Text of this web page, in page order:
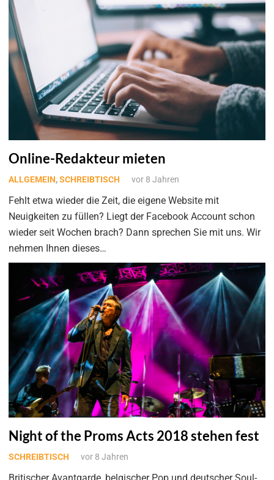
Online-Redakteur mieten
ALLGEMEIN,SCHREIBTISCH vor 8 Jahren
Fehlt etwa wieder die Zeit, die eigene Website mit
Neuigkeiten zu füllen? Liegt der Facebook Account schon
wieder seit Wochen brach? Dann sprechen Sie mit uns. Wir
nehmen Ihnen dieses…
Night of the Proms Acts 2018 stehen fest
SCHREIBTISCH vor 8 Jahren